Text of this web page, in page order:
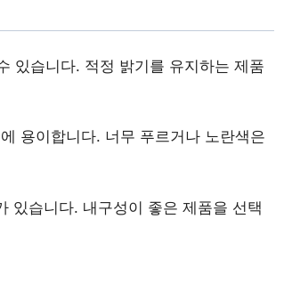
있습니다. 적정 밝기를 유지하는 제품
용이합니다. 너무 푸르거나 노란색은
있습니다. 내구성이 좋은 제품을 선택